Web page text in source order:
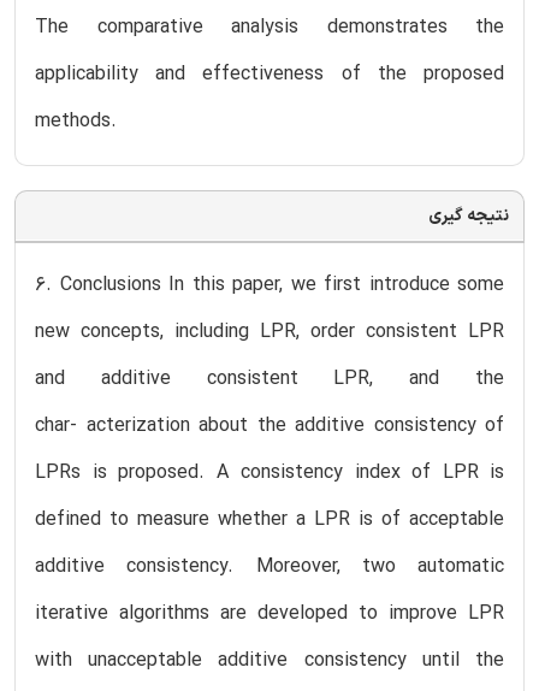
The comparative analysis demonstrates the
applicability and effectiveness of the proposed
methods.
نتیجه گیری
6. Conclusions In this paper, we first introduce some
new concepts, including LPR, order consistent LPR
and additive consistent LPR, and the
char- acterization about the additive consistency of
LPRs is proposed. A consistency index of LPR is
defined to measure whether a LPR is of acceptable
additive consistency. Moreover, two automatic
iterative algorithms are developed to improve LPR
with unacceptable additive consistency until the